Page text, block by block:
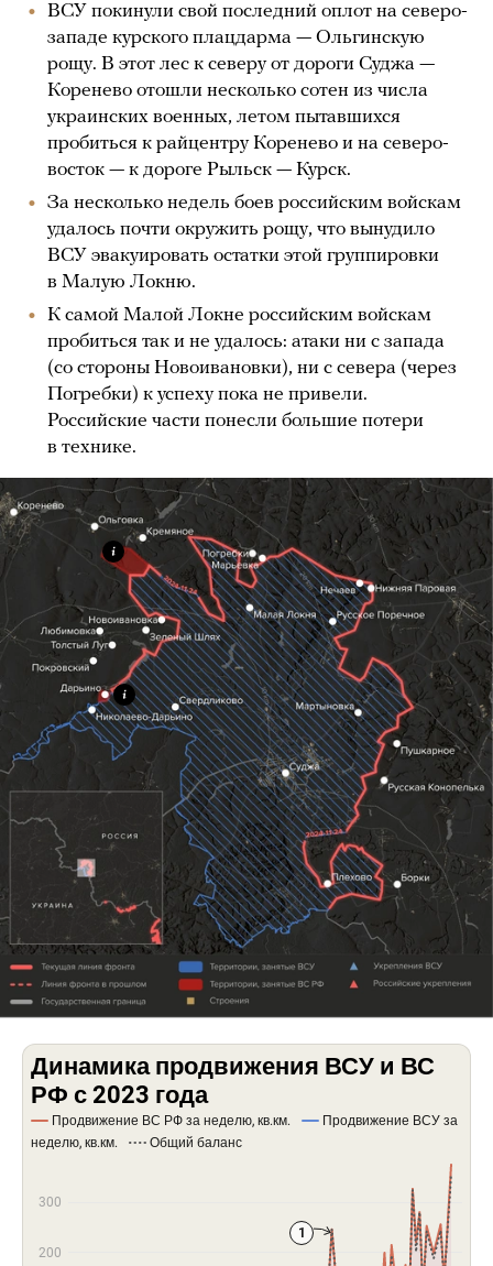
ВСУ покинули свой последний оплот на северо-
западе курского плацдарма — Ольгинскую
рощу. В этот лес к северу от дороги Суджа —
Коренево отошли несколько сотен из числа
украинских военных, летом пытавшихся
пробиться к райцентру Коренево и на северо-
восток — к дороге Рыльск — Курск.
За несколько недель боев российским войскам
удалось почти окружить рощу, что вынудило
ВСУ эвакуировать остатки этой группировки
в Малую Локню.
К самой Малой Локне российским войскам
пробиться так и не удалось: атаки ни с запада
(со стороны Новоивановки), ни с севера (через
Погребки) к успеху пока не привели.
Российские части понесли большие потери
в технике.